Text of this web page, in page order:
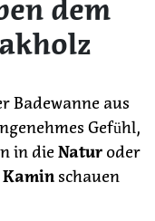
dem
Badewanne aus
Gefühl,
in dieNaturoder
Kaminschauen